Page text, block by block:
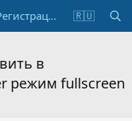
Регистрация 🇷🇺
в
режим fullscreen